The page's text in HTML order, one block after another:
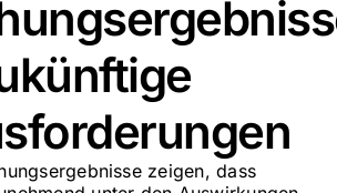
zeigen, dass